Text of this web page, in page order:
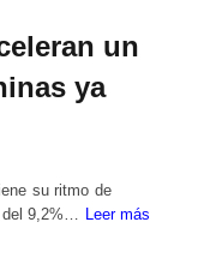
un
ya
su ritmo de
del 9,2%… Leer más